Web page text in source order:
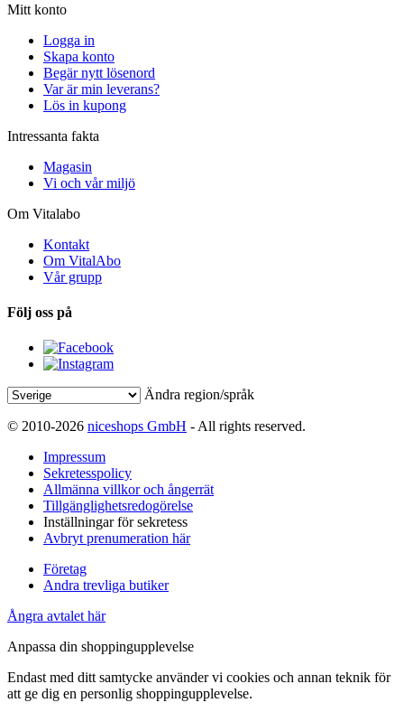
Mitt konto
Logga in
Skapa konto
Begär nytt lösenord
Var är min leverans?
Lös in kupong
Intressanta fakta
Magasin
Vi och vår miljö
Om Vitalabo
Kontakt
Om VitalAbo
Vår grupp
Följ oss på
Ändra region/språk
© 2010-2026 niceshops GmbH - All rights reserved.
Impressum
Sekretesspolicy
Allmänna villkor och ångerrät
Tillgänglighetsredogörelse
Inställningar för sekretess
Avbryt prenumeration här
Företag
Andra trevliga butiker
Ångra avtalet här
Anpassa din shoppingupplevelse
Endast med ditt samtycke använder vi cookies och annan teknik för
att ge dig en personlig shoppingupplevelse.